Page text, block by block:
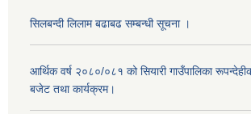
सिलबन्दी लिलाम बढाबढ सम्बन्धी सूचना ।
आर्थिक वर्ष २०८०/०८१ को सियारी गाउँपालिका
बजेट तथा कार्यक्रम।